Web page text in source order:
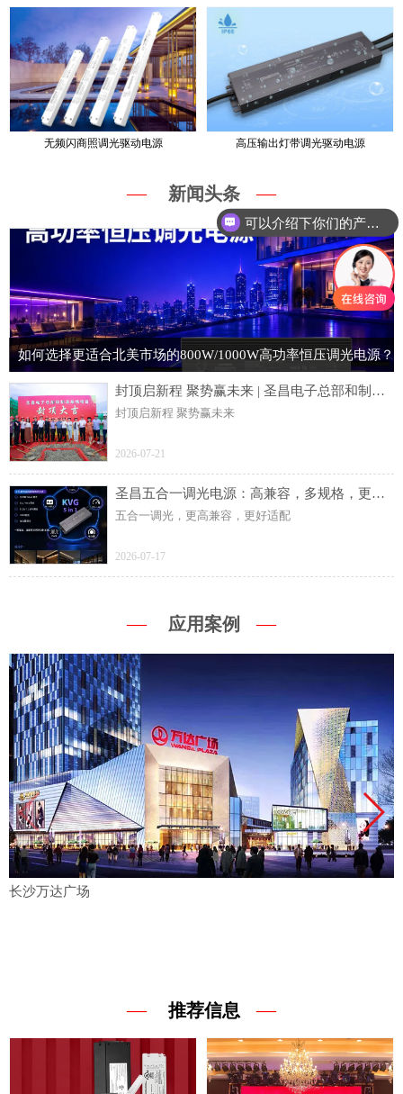
无频闪商照调光驱动电源 高压输出灯带调光驱动电源
— 新闻头条 —
如何选择更适合北美市场的800W/1000W高功率恒压调光电源？
封顶启新程 聚势赢未来 | 圣昌电子总部和制造基地项目主体结构顺利封顶
封顶启新程 聚势赢未来
2026-07-21
圣昌五合一调光电源：高兼容，多规格，更灵活
五合一调光，更高兼容，更好适配
2026-07-17
— 应用案例 —
长沙万达广场
— 推荐信息 —
可以介绍下你们的产品么？